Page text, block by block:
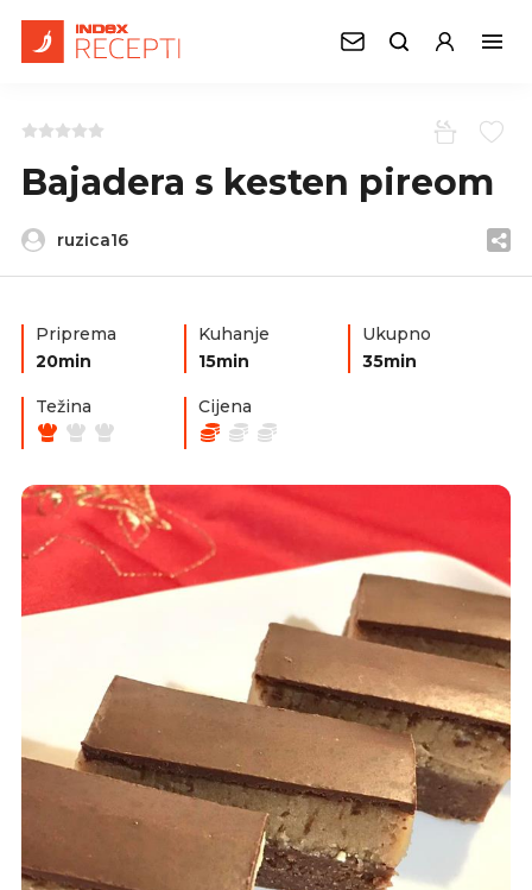
Bajadera s kesten pireom
ruzica16
Priprema
20min
Kuhanje
15min
Ukupno
35min
Težina Cijena